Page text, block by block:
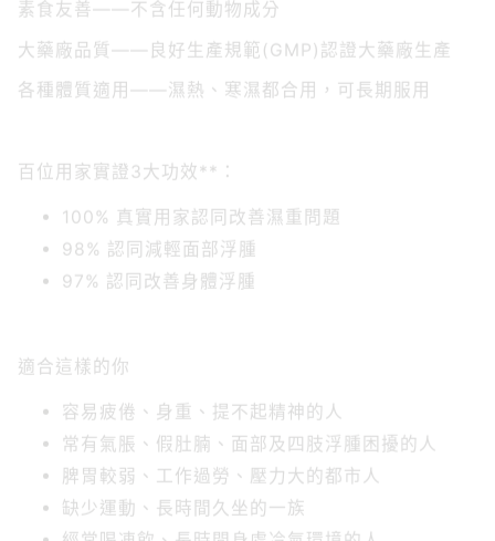
各種體質適用——濕熱、寒濕都合用，可長期服用
百位用家實證3大功效**：
適合這樣的你
容易疲倦、身重、提不起精神的人
常有氣脹、假肚腩、面部及四肢浮腫困擾的人
脾胃較弱、工作過勞、壓力大的都市人